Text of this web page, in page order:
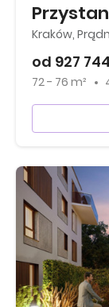
Kraków,
od 927
72 - 76 m²